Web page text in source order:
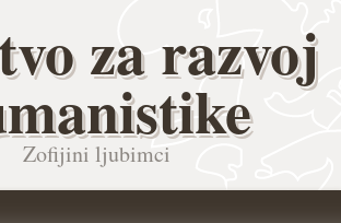
za razvoj
Zofijini ljubimci